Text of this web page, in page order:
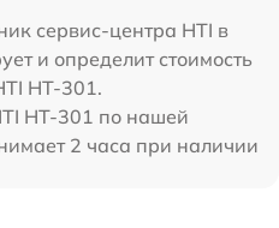
сервис-центра HTI в
и определит стоимость
HT-301.
HT-301 по нашей
2 часа при наличии